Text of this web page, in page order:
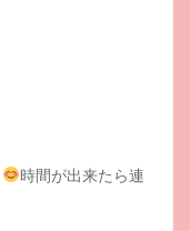
時間が出来たら連